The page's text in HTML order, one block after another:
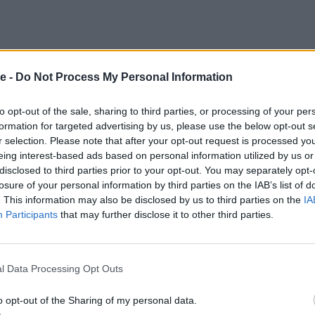
- Do Not Process My Personal Information
opt-out of the sale, sharing to third parties, or processing of your
for targeted advertising by us, please use the below opt-out
selection. Please note that after your opt-out request is processed
interest-based ads based on personal information utilized by us
to third parties prior to your opt-out. You may separately
of your personal information by third parties on the IAB’s list of
This information may also be disclosed by us to third parties on the
Participants that may further disclose it to other third parties.
Data Processing Opt Outs
opt-out of the Sharing of my personal data.